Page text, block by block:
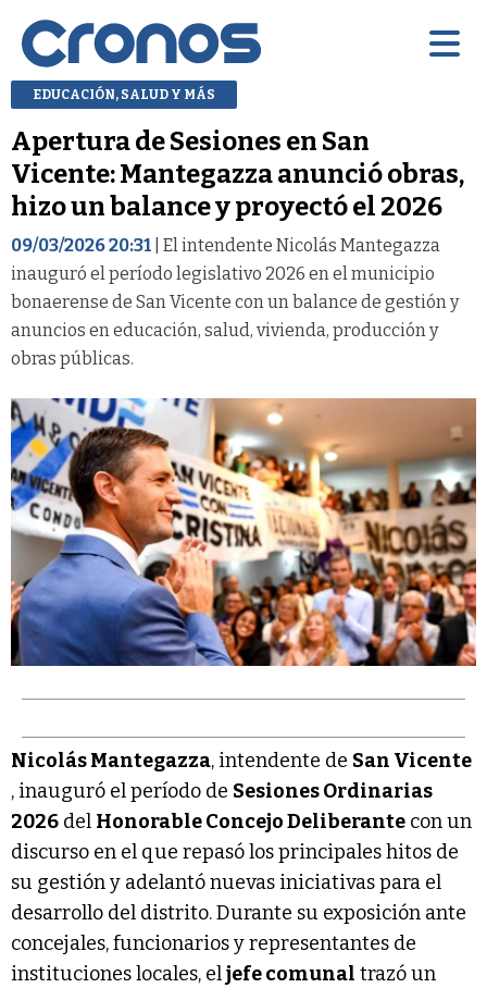
EDUCACIÓN, SALUD Y MÁS
Apertura de Sesiones en San
Vicente: Mantegazza anunció obras,
hizo un balance y proyectó el 2026
09/03/2026 20:31 | El intendente Nicolás Mantegazza
inauguró el período legislativo 2026 en el municipio
bonaerense de San Vicente con un balance de gestión y
anuncios en educación, salud, vivienda, producción y
obras públicas.
Nicolás Mantegazza, intendente de San Vicente
, inauguró el período de Sesiones Ordinarias
2026 del Honorable Concejo Deliberante con un
discurso en el que repasó los principales hitos de
su gestión y adelantó nuevas iniciativas para el
desarrollo del distrito. Durante su exposición ante
concejales, funcionarios y representantes de
instituciones locales, eljefe comunal trazó un